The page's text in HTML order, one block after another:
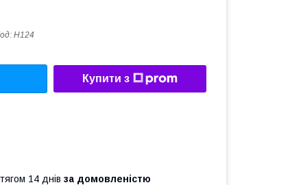
H124
Купити з
14 днів за домовленістю